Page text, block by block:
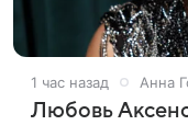
1 час назад Анна
Любовь